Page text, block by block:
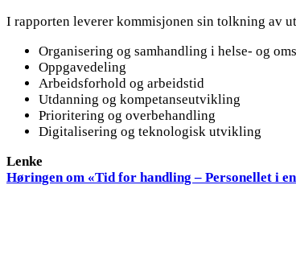
I rapporten leverer kommisjonen sin tolkning av
Organisering og samhandling i helse- og
Oppgavedeling
Arbeidsforhold og arbeidstid
Utdanning og kompetanseutvikling
Prioritering og overbehandling
Digitalisering og teknologisk utvikling
Lenke
Høringen om «Tid for handling – Personellet i